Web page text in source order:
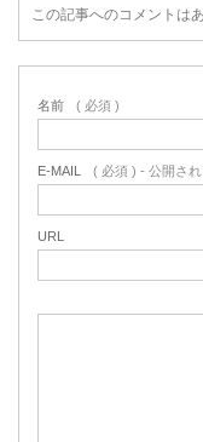
この記事へのコメントは
名前 ( 必須 )
E-MAIL ( 必須 ) - 公開さ
URL